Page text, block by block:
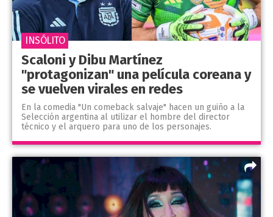
Scaloni y Dibu Martínez
"protagonizan" una película coreana y
se vuelven virales en redes
En la comedia "Un comeback salvaje" hacen un guiño a la
Selección argentina al utilizar el hombre del director
técnico y el arquero para uno de los personajes.
INSÓLITO